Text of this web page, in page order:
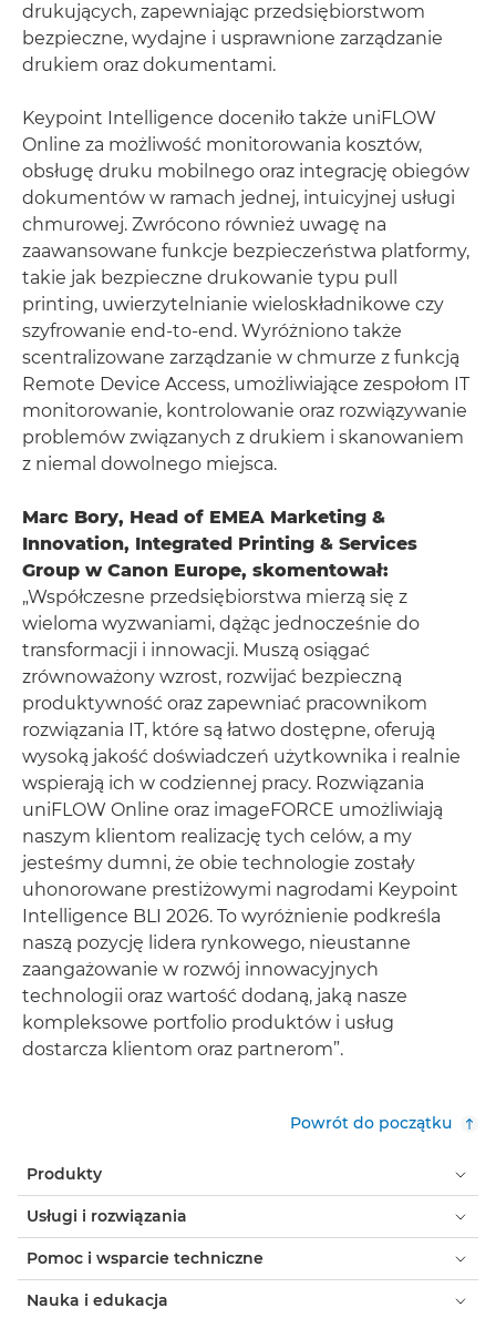
drukujących, zapewniając przedsiębiorstwom
bezpieczne, wydajne i usprawnione zarządzanie
drukiem oraz dokumentami.
Keypoint Intelligence doceniło także uniFLOW
Online za możliwość monitorowania kosztów,
obsługę druku mobilnego oraz integrację obiegów
dokumentów w ramach jednej, intuicyjnej usługi
chmurowej. Zwrócono również uwagę na
zaawansowane funkcje bezpieczeństwa platformy,
takie jak bezpieczne drukowanie typu pull
printing, uwierzytelnianie wieloskładnikowe czy
szyfrowanie end-to-end. Wyróżniono także
scentralizowane zarządzanie w chmurze z funkcją
Remote Device Access, umożliwiające zespołom IT
monitorowanie, kontrolowanie oraz rozwiązywanie
problemów związanych z drukiem i skanowaniem
z niemal dowolnego miejsca.
Marc Bory, Head of EMEA Marketing &
Innovation, Integrated Printing & Services
Group w Canon Europe, skomentował:
„Współczesne przedsiębiorstwa mierzą się z
wieloma wyzwaniami, dążąc jednocześnie do
transformacji i innowacji. Muszą osiągać
zrównoważony wzrost, rozwijać bezpieczną
produktywność oraz zapewniać pracownikom
rozwiązania IT, które są łatwo dostępne, oferują
wysoką jakość doświadczeń użytkownika i realnie
wspierają ich w codziennej pracy. Rozwiązania
uniFLOW Online oraz imageFORCE umożliwiają
naszym klientom realizację tych celów, a my
jesteśmy dumni, że obie technologie zostały
uhonorowane prestiżowymi nagrodami Keypoint
Intelligence BLI 2026. To wyróżnienie podkreśla
naszą pozycję lidera rynkowego, nieustanne
zaangażowanie w rozwój innowacyjnych
technologii oraz wartość dodaną, jaką nasze
kompleksowe portfolio produktów i usług
dostarcza klientom oraz partnerom”.
Powrót do początku
Produkty
Usługi i rozwiązania
Pomoc i wsparcie techniczne
Nauka i edukacja